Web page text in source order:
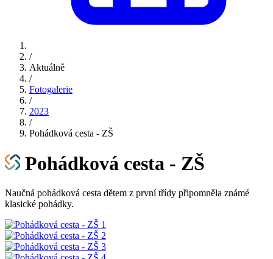
/
Aktuálně
/
Fotogalerie
/
2023
/
Pohádková cesta - ZŠ
Pohádková cesta - ZŠ
Naučná pohádková cesta dětem z první třídy připomněla známé
klasické pohádky.